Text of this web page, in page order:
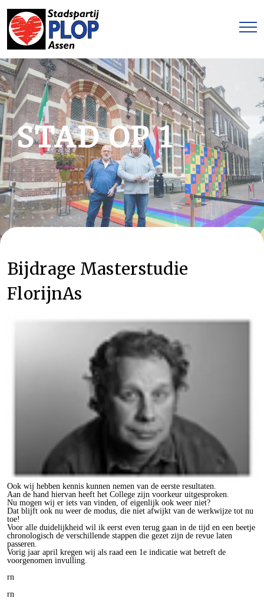
STAD OP 1
Bijdrage Masterstudie
FlorijnAs
Ook wij hebben kennis kunnen nemen van de eerste resultaten.
Aan de hand hiervan heeft het College zijn voorkeur uitgesproken.
Nu mogen wij er iets van vinden, of eigenlijk ook weer niet?
Dat blijft ook nu weer de modus, die niet afwijkt van de werkwijze tot nu
toe!
Voor alle duidelijkheid wil ik eerst even terug gaan in de tijd en een beetje
chronologisch de verschillende stappen die gezet zijn de revue laten
passeren.
Vorig jaar april kregen wij als raad een 1e indicatie wat betreft de
voorgenomen invulling.
rn
rn